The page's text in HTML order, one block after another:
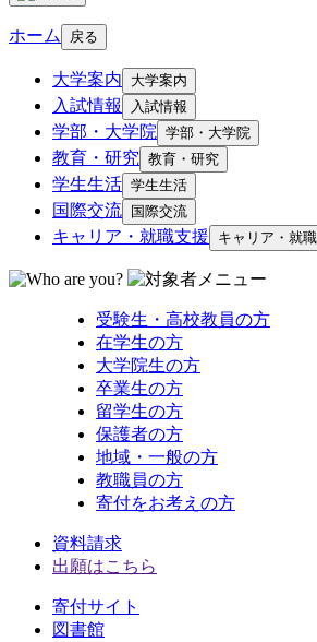
ホーム 戻る
大学案内 大学案内
入試情報 入試情報
学部・大学院 学部・大学院
教育・研究 教育・研究
学生生活 学生生活
国際交流 国際交流
キャリア・就職支援 キャリア・就
受験生・高校教員の方
在学生の方
大学院生の方
卒業生の方
留学生の方
保護者の方
地域・一般の方
教職員の方
寄付をお考えの方
資料請求
出願はこちら
寄付サイト
図書館